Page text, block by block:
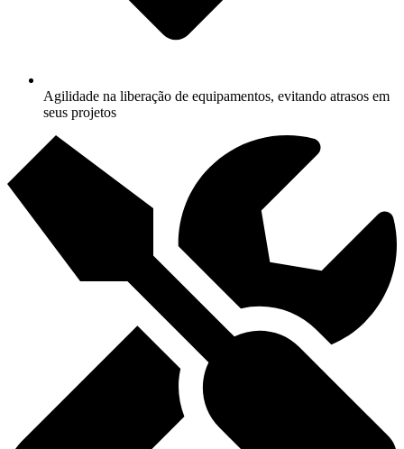
Agilidade na liberação de equipamentos, evitando atrasos em
seus projetos